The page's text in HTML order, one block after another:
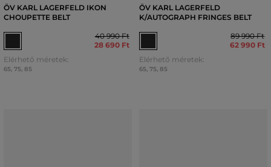
ÖV KARL LAGERFELD IKON
CHOUPETTE BELT
40 990 Ft
28 690 Ft
Elérhető méretek:
65, 75, 85
ÖV KARL LAGERFELD
K/AUTOGRAPH FRINGES BELT
89 990 Ft
62 990 Ft
Elérhető méretek:
65, 75, 85